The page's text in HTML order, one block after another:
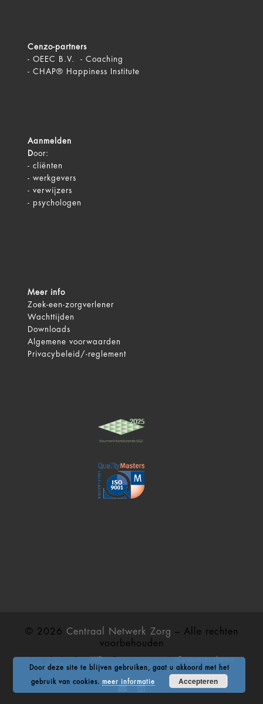
Cenzo-partners
- OEEC B.V. - Coaching
- CHAP® Happiness Institute
Aanmelden
Door:
- cliënten
- werkgevers
- verwijzers
- psychologen
Meer info
Zoek-een-zorgverlener
Wachttijden
Downloads
Algemene voorwaarden
Privacybeleid/-reglement
© 2026 Centraal Netwerk Zorg – Alle rechten
voorbehouden
Door deze site te blijven gebruiken, gaat u akkoord met het
gebruik van cookies. meer informatie Accepteren